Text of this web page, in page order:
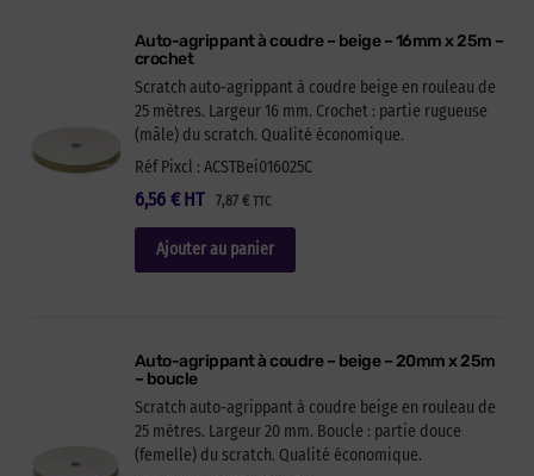
Auto-agrippant à coudre – beige – 16mm x 25m –
crochet
Scratch auto-agrippant à coudre beige en rouleau de
25 mètres. Largeur 16 mm. Crochet : partie rugueuse
(mâle) du scratch. Qualité économique.
Réf Pixcl : ACSTBei016025C
6,56 € 7,87 €TTC
HT
Ajouter au panier
Auto-agrippant à coudre – beige – 20mm x 25m
– boucle
Scratch auto-agrippant à coudre beige en rouleau de
25 mètres. Largeur 20 mm. Boucle : partie douce
(femelle) du scratch. Qualité économique.